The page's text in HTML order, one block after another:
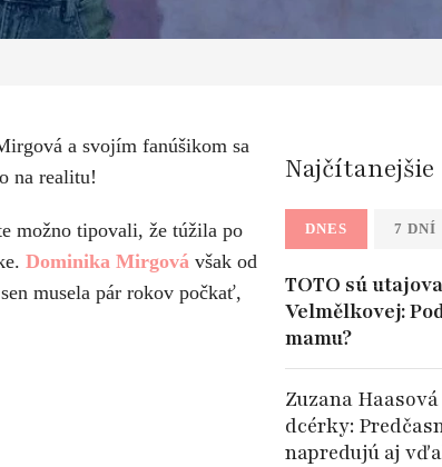
a svojím fanúšikom sa
na realitu!
možno tipovali, že túžila po
Dominika Mirgová však od
musela pár rokov počkať,
Najčítanejšie
DNES 7 DNÍ
TOTO sú
Velmělkovej:
mamu?
Zuzana
dcérky:
napredujú aj